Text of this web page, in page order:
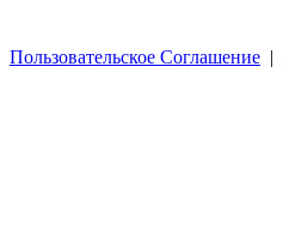
Пользовательское Соглашение |